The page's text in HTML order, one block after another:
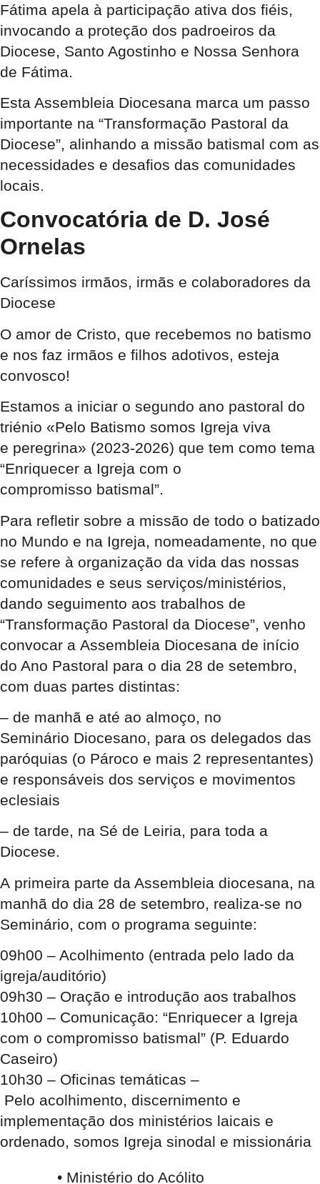
Fátima apela à participação ativa dos fiéis,
invocando a proteção dos padroeiros da
Diocese, Santo Agostinho e Nossa Senhora
de Fátima.
Esta Assembleia Diocesana marca um passo
importante na “Transformação Pastoral da
Diocese”, alinhando a missão batismal com as
necessidades e desafios das comunidades
locais.
Convocatória de D. José
Ornelas
Caríssimos irmãos, irmãs e colaboradores da
Diocese
O amor de Cristo, que recebemos no batismo
e nos faz irmãos e filhos adotivos, esteja
convosco!
Estamos a iniciar o segundo ano pastoral do
triénio «Pelo Batismo somos Igreja viva
e peregrina» (2023-2026) que tem como tema
“Enriquecer a Igreja com o
compromisso batismal”.
Para refletir sobre a missão de todo o batizado
no Mundo e na Igreja, nomeadamente, no que
se refere à organização da vida das nossas
comunidades e seus serviços/ministérios,
dando seguimento aos trabalhos de
“Transformação Pastoral da Diocese”, venho
convocar a Assembleia Diocesana de início
do Ano Pastoral para o dia 28 de setembro
com duas partes distintas:
– de manhã e até ao almoço, no
Seminário Diocesano, para os delegados das
paróquias (o Pároco e mais 2 representantes)
e responsáveis dos serviços e movimentos
eclesiais
– de tarde, na Sé de Leiria, para toda a
Diocese.
A primeira parte da Assembleia diocesana, na
manhã do dia 28 de setembro, realiza-se no
Seminário, com o programa seguinte:
09h00 – Acolhimento (entrada pelo lado da
igreja/auditório)
09h30 – Oração e introdução aos trabalhos
10h00 – Comunicação: “Enriquecer a Igreja
com o compromisso batismal” (P. Eduardo
Caseiro)
10h30 – Oficinas temáticas –
Pelo acolhimento, discernimento e
implementação dos ministérios laicais e
ordenado, somos Igreja sinodal e missionária
• Ministério do Acólito